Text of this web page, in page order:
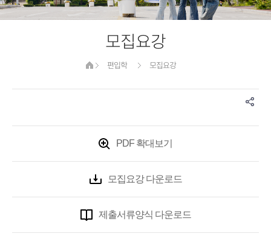
모집요강
편입학 모집요강
PDF 확대보기
모집요강 다운로드
제출서류양식 다운로드